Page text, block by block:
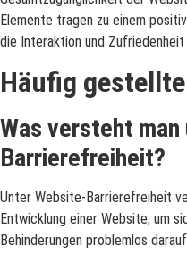
Elemente tragen zu einem
die Interaktion und Zufriedenheit
Häufig
Was versteht
Barrierefreiheit?
Unter Website-Barrierefreiheit
Entwicklung einer Website, um
Behinderungen problemlos